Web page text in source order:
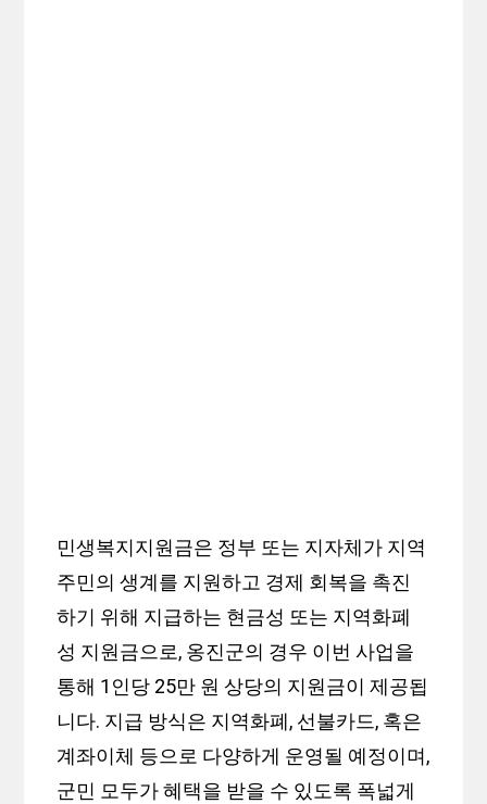
민생복지지원금은 정부 또는 지자체가 지역
주민의 생계를 지원하고 경제 회복을 촉진
하기 위해 지급하는 현금성 또는 지역화폐
성 지원금으로, 옹진군의 경우 이번 사업을
통해 1인당 25만 원 상당의 지원금이 제공됩
니다. 지급 방식은 지역화폐, 선불카드, 혹은
계좌이체 등으로 다양하게 운영될 예정이며,
군민 모두가 혜택을 받을 수 있도록 폭넓게